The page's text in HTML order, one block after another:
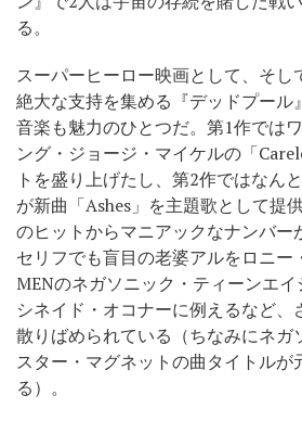
る。
スーパーヒーロー映画として、そし
絶大な支持を集める『デッドプール
音楽も魅力のひとつだ。第1作では
ング・ジョージ・マイケルの「
トを盛り上げたし、第2作ではなん
が新曲「Ashes」を主題歌として提
のヒットからマニアックなナンバー
セリフでも盲目の老婆アルをロニー
MENのネガソニック・ティーンエ
シネイド・オコナーに例えるなど
散りばめられている（ちなみにネガ
スター・マグネットの曲タイトルが
る）。